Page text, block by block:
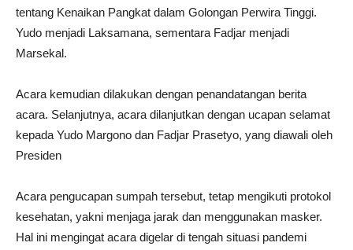
tentang Kenaikan Pangkat dalam Golongan Perwira Tinggi.
Yudo menjadi Laksamana, sementara Fadjar menjadi
Marsekal.
Acara kemudian dilakukan dengan penandatangan berita
acara. Selanjutnya, acara dilanjutkan dengan ucapan selamat
kepada Yudo Margono dan Fadjar Prasetyo, yang diawali oleh
Presiden
Acara pengucapan sumpah tersebut, tetap mengikuti protokol
kesehatan, yakni menjaga jarak dan menggunakan masker.
Hal ini mengingat acara digelar di tengah situasi pandemi